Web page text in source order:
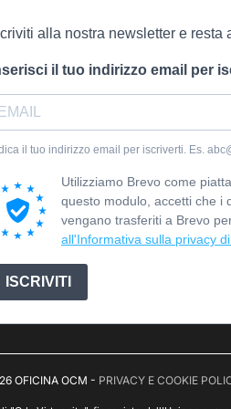
alla nostra newsletter e resta
il tuo indirizzo email per
il tuo indirizzo email per iscriverti. Es.
Utilizziamo Brevo come
questo modulo, accetti che i
vengano trasferiti a Brevo
all'Informativa sulla privacy di
ISCRIVITI
OFICINA OCM - PRIVACY E COOKIE